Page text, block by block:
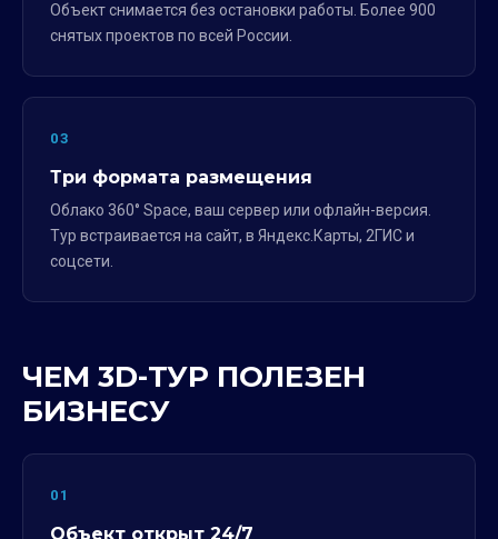
Объект снимается без остановки работы. Более 900
снятых проектов по всей России.
03
Три формата размещения
Облако 360° Space, ваш сервер или офлайн-версия.
Тур встраивается на сайт, в Яндекс.Карты, 2ГИС и
соцсети.
ЧЕМ 3D-ТУР ПОЛЕЗЕН
БИЗНЕСУ
01
Объект открыт 24/7